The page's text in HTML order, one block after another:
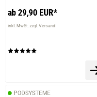
ab 29,90 EUR*
inkl. MwSt. zzgl. Versand
PODSYSTEME